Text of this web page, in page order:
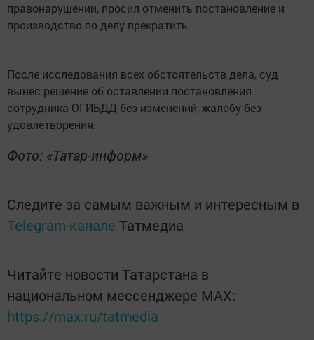
правонарушении, просил отменить постановление и
производство по делу прекратить.
После исследования всех обстоятельств дела, суд
вынес решение об оставлении постановления
сотрудника ОГИБДД без изменений, жалобу без
удовлетворения.
Фото: «Татар-информ»
Следите за самым важным и интересным в
Telegram-канале Татмедиа
Читайте новости Татарстана в
национальном мессенджере MАХ:
https://max.ru/tatmedia